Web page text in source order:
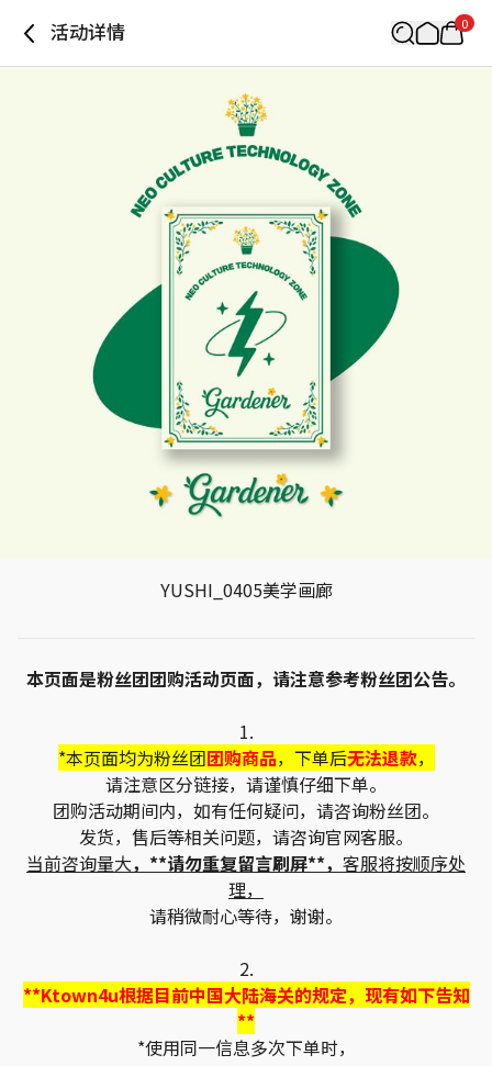
活动详情 0
YUSHI_0405美学画廊
本页面是粉丝团团购活动页面，请注意参考粉丝团公告。
1.
*本页面均为粉丝团团购商品，下单后无法退款，
请注意区分链接，请谨慎仔细下单。
团购活动期间内，如有任何疑问，请咨询粉丝团。
发货，售后等相关问题，请咨询官网客服。
当前咨询量大，**请勿重复留言刷屏**， 客服将按顺序处
理，
请稍微耐心等待，谢谢。
2.
**Ktown4u根据目前中国大陆海关的规定，现有如下告知
**
*使用同一信息多次下单时，